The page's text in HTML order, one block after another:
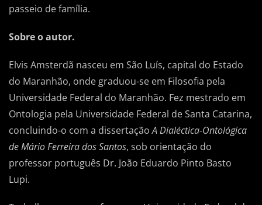
passeio de família.
Sobre o autor.
Elvis Amsterdã nasceu em São Luís, capital do Estado
do Maranhão, onde graduou-se em Filosofia pela
Universidade Federal do Maranhão. Fez mestrado em
Ontologia pela Universidade Federal de Santa Catarina,
concluindo-o com a dissertaçãoA Dialéctica-Ontológica
de Mário Ferreira dos Santos, sob orientação do
professor português Dr. João Eduardo Pinto Basto
Lupi.